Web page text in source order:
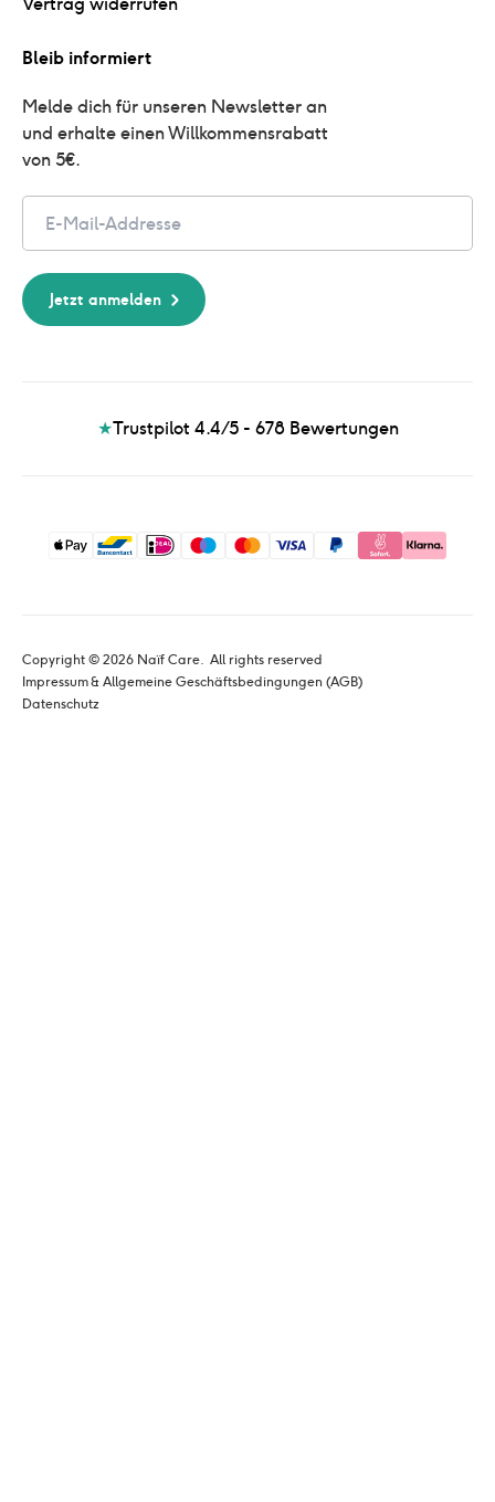
Bleib informiert
Melde dich für unseren Newsletter an
und erhalte einen Willkommensrabatt
von 5€.
Jetzt anmelden
★Trustpilot 4.4/5 - 678 Bewertungen
Copyright © 2026 Naïf Care. All rights reserved
Impressum & Allgemeine Geschäftsbedingungen (AGB)
Datenschutz